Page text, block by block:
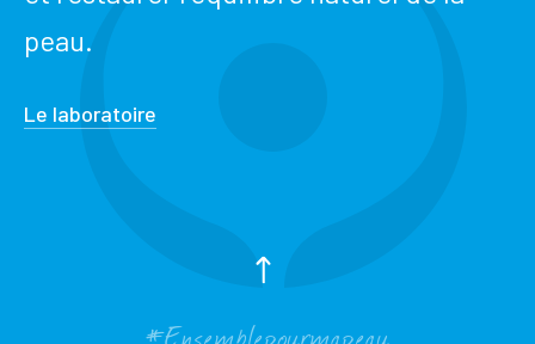
peau.
Le laboratoire